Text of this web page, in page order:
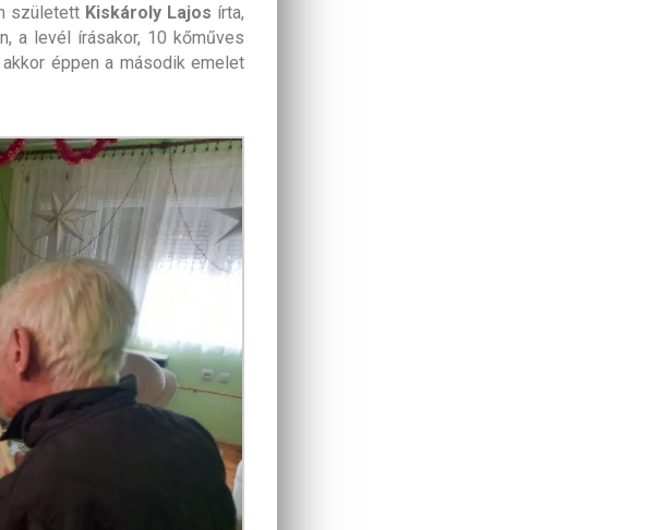
született Kiskároly Lajos írta,
a levél írásakor, 10 kőműves
éppen a második emelet